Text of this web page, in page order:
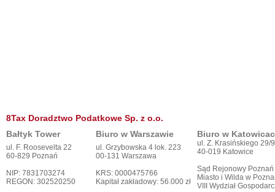
8Tax Doradztwo Podatkowe Sp. z o.o.
Bałtyk Tower
Biuro w Warszawie Biuro w
ul. F. Roosevelta 22
60-829 Poznań
NIP: 7831703274
REGON: 302520250
ul. Grzybowska 4 lok. 223
00-131 Warszawa
KRS: 0000475766
Kapitał zakładowy: 56.000 zł
ul. Z. Krasińskiego 29/9
40-019 Katowice
Sąd Rejonowy
Miasto i Wilda w
VIII Wydział